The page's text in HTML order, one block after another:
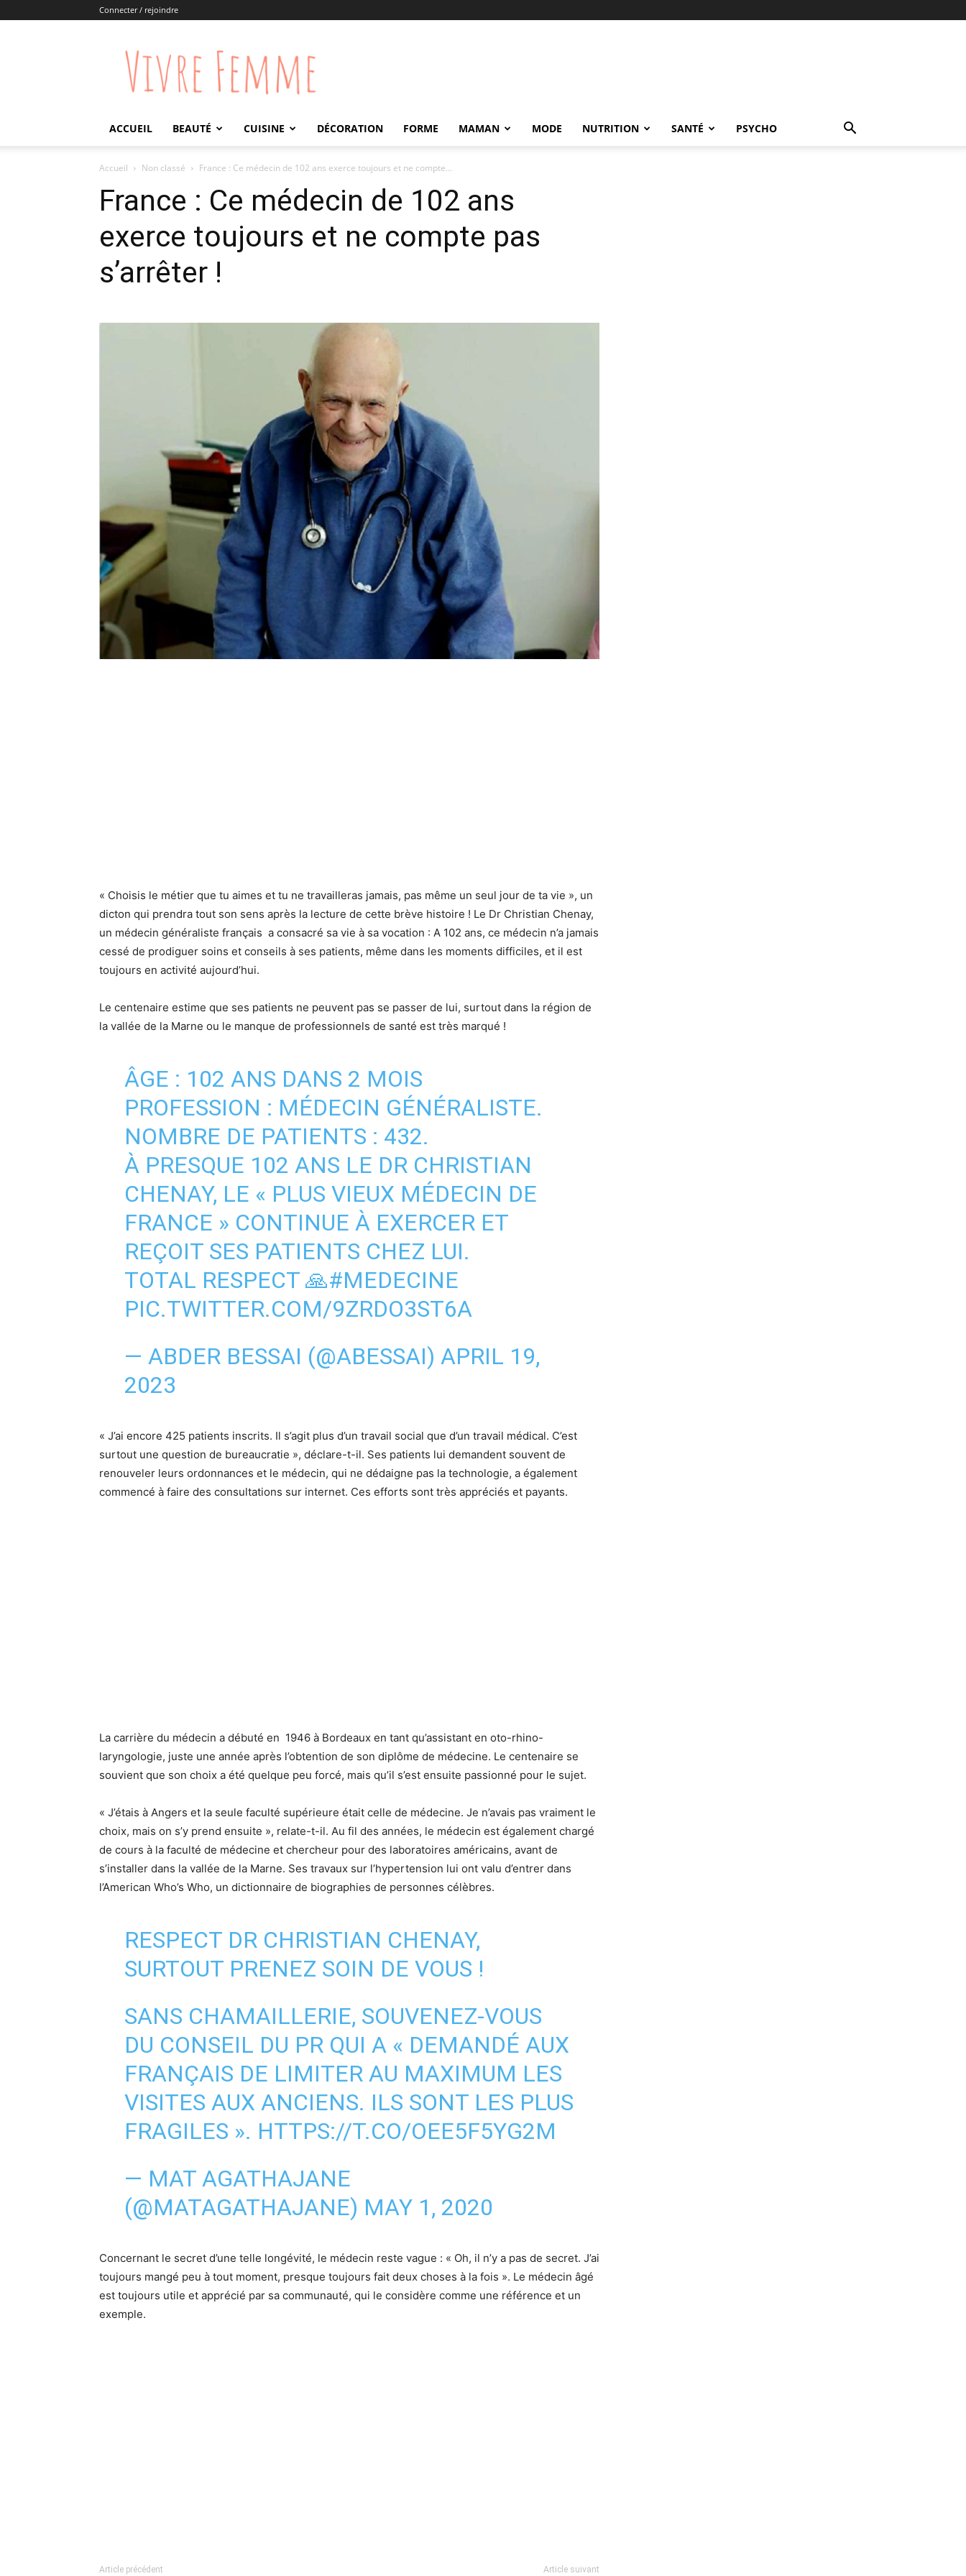
Connecter / rejoindre
Vivre
Femme
ACCUEIL BEAUTÉ CUISINE DÉCORATION FORME MAMAN MODE NUTRITION SANTÉ PSYCHO
Accueil Non classé France : Ce médecin de 102 ans exerce toujours et ne compte...
France : Ce médecin de 102 ans
exerce toujours et ne compte pas
s’arrêter !
« Choisis le métier que tu aimes et tu ne travailleras jamais, pas même un seul jour de ta vie », un
dicton qui prendra tout son sens après la lecture de cette brève histoire ! Le Dr Christian Chenay,
un médecin généraliste français a consacré sa vie à sa vocation : A 102 ans, ce médecin n’a jamais
cessé de prodiguer soins et conseils à ses patients, même dans les moments difficiles, et il est
toujours en activité aujourd’hui.
Le centenaire estime que ses patients ne peuvent pas se passer de lui, surtout dans la région de
la vallée de la Marne ou le manque de professionnels de santé est très marqué !
ÂGE : 102 ANS DANS 2 MOIS
PROFESSION : MÉDECIN GÉNÉRALISTE.
NOMBRE DE PATIENTS : 432.
À PRESQUE 102 ANS LE DR CHRISTIAN
CHENAY, LE « PLUS VIEUX MÉDECIN DE
FRANCE » CONTINUE À EXERCER ET
REÇOIT SES PATIENTS CHEZ LUI.
TOTAL RESPECT 🙏#MEDECINE
PIC.TWITTER.COM/9ZRDO3ST6A
— ABDER BESSAI (@ABESSAI) APRIL 19,
2023
« J’ai encore 425 patients inscrits. Il s’agit plus d’un travail social que d’un travail médical. C’est
surtout une question de bureaucratie », déclare-t-il. Ses patients lui demandent souvent de
renouveler leurs ordonnances et le médecin, qui ne dédaigne pas la technologie, a également
commencé à faire des consultations sur internet. Ces efforts sont très appréciés et payants.
La carrière du médecin a débuté en 1946 à Bordeaux en tant qu’assistant en oto-rhino-
laryngologie, juste une année après l’obtention de son diplôme de médecine. Le centenaire se
souvient que son choix a été quelque peu forcé, mais qu’il s’est ensuite passionné pour le sujet.
« J’étais à Angers et la seule faculté supérieure était celle de médecine. Je n’avais pas vraiment le
choix, mais on s’y prend ensuite », relate-t-il. Au fil des années, le médecin est également chargé
de cours à la faculté de médecine et chercheur pour des laboratoires américains, avant de
s’installer dans la vallée de la Marne. Ses travaux sur l’hypertension lui ont valu d’entrer dans
l’American Who’s Who, un dictionnaire de biographies de personnes célèbres.
RESPECT DR CHRISTIAN CHENAY,
SURTOUT PRENEZ SOIN DE VOUS !
SANS CHAMAILLERIE, SOUVENEZ-VOUS
DU CONSEIL DU PR QUI A « DEMANDÉ AUX
FRANÇAIS DE LIMITER AU MAXIMUM LES
VISITES AUX ANCIENS. ILS SONT LES PLUS
FRAGILES ». HTTPS://T.CO/OEE5F5YG2M
— MAT AGATHAJANE
(@MATAGATHAJANE) MAY 1, 2020
Concernant le secret d’une telle longévité, le médecin reste vague : « Oh, il n’y a pas de secret. J’ai
toujours mangé peu à tout moment, presque toujours fait deux choses à la fois ». Le médecin âgé
est toujours utile et apprécié par sa communauté, qui le considère comme une référence et un
exemple.
Article précédent Article suivant